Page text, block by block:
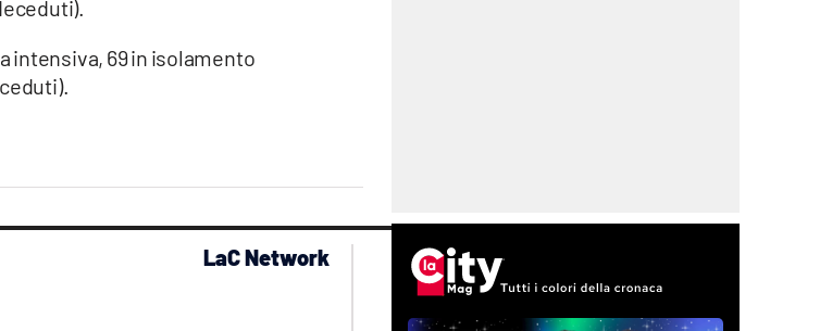
intensiva, 69 in isolamento
LaC Network
lacplay.it
lactv.it
lacapitalenews.it